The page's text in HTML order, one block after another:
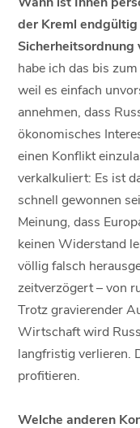
der Kreml
Sicherheitsordnung
habe ich das bis
weil es einfach
annehmen, dass
ökonomisches
einen Konflikt
verkalkuliert: Es ist
schnell gewonnen
Meinung, dass
keinen Widerstand
völlig falsch
zeitverzögert – von
Trotz gravierender
Wirtschaft wird
langfristig verlieren.
profitieren.
Welche anderen